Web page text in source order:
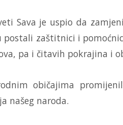
Sava je uspio da
postali zaštitnici i
pa i čitavih pokrajina i
običajima
našeg naroda.